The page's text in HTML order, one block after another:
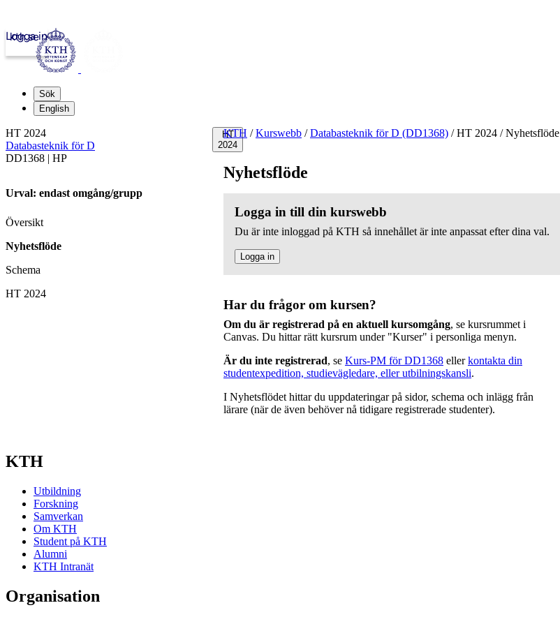
kth.se
Logga in
Sök
English
HT
2024
KTH / Kurswebb / Databasteknik för D (DD1368) /HT 2024 /Nyhetsflöde
Nyhetsflöde
Logga in till din kurswebb
Du är inte inloggad på KTH så innehållet är inte anpassat efter dina val.
Logga in
Har du frågor om kursen?
Om du är registrerad på en aktuell kursomgång, se kursrummet i
Canvas. Du hittar rätt kursrum under "Kurser" i personliga menyn.
Är du inte registrerad, se Kurs-PM för DD1368 ellerkontakta din
studentexpedition, studievägledare, eller utbilningskansli.
I Nyhetsflödet hittar du uppdateringar på sidor, schema och inlägg från
lärare (när de även behöver nå tidigare registrerade studenter).
HT 2024
Databasteknik för D
DD1368 | HP
Urval: endast omgång/grupp
Översikt
Nyhetsflöde
Schema
HT 2024
KTH
Utbildning
Forskning
Samverkan
Om KTH
Student på KTH
Alumni
KTH Intranät
Organisation